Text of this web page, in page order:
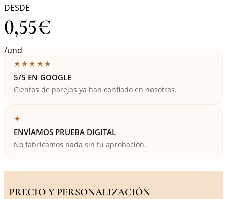
DESDE
0,55€
/und
★★★★★
5/5 EN GOOGLE
Cientos de parejas ya han confiado en nosotras.
✦
ENVÍAMOS PRUEBA DIGITAL
No fabricamos nada sin tu aprobación.
PRECIO Y PERSONALIZACIÓN